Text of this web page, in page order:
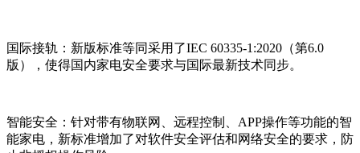
国际接轨：新版标准等同采用了IEC 60335-1:2020（第6.0
版），使得国内家电安全要求与国际最新技术同步。
智能安全：针对带有物联网、远程控制、APP操作等功能的智
能家电，新标准增加了对软件安全评估和网络安全的要求，防